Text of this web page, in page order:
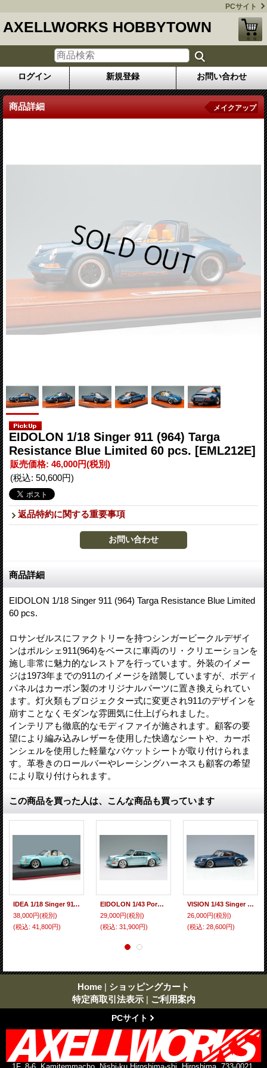
PCサイト
AXELLWORKS HOBBYTOWN
ログイン 新規登録 お問い合わせ
商品詳細 メイクアップ
EIDOLON 1/18 Singer 911 (964) Targa
Resistance Blue Limited 60 pcs. [EML212E]
販売価格: 46,000円(税別)
(税込: 50,600円)
返品特約に関する重要事項
商品詳細
EIDOLON 1/18 Singer 911 (964) Targa Resistance Blue Limited
60 pcs.
ロサンゼルスにファクトリーを持つシンガービークルデザイ
ンはポルシェ911(964)をベースに車両のリ・クリエーションを
施し非常に魅力的なレストアを行っています。外装のイメー
ジは1973年までの911のイメージを踏襲していますが、ボディ
パネルはカーボン製のオリジナルパーツに置き換えられてい
ます。灯火類もプロジェクター式に変更され911のデザインを
崩すことなくモダンな雰囲気に仕上げられました。
インテリアも徹底的なモディファイが施されます。顧客の要
望により編み込みレザーを使用した快適なシートや、カーボ
ンシェルを使用した軽量なバケットシートが取り付けられま
す。革巻きのロールバーやレーシングハーネスも顧客の希望
により取り付けられます。
この商品を買った人は、こんな商品も買っています
IDEA 1/18 Singer 911 (964) Targa Mint Green Limited 140 pcs.
38,000円(税別)
(税込: 41,800円)
EIDOLON 1/43 Porsche 911 (964) Carrera RSR 3.8 1993 Horizon Blue Metallic Limited 80 pcs.
29,000円(税別)
(税込: 31,900円)
VISION 1/43 Singer 911 (964) Coupe Resistance Blue Limited 100 pcs.
26,000円(税別)
(税込: 28,600円)
Home | ショッピングカート
特定商取引法表示 | ご利用案内
PCサイト
1F, 8-6, Kamitemmacho, Nishi-ku Hiroshima-shi, Hiroshima, 733-0021,